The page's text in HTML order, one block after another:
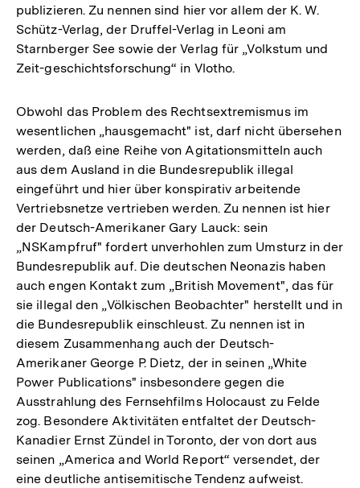
publizieren. Zu nennen sind hier vor allem der K. W.
Schütz-Verlag, der Druffel-Verlag in Leoni am
Starnberger See sowie der Verlag für „Volkstum und
Zeit-geschichtsforschung“ in Vlotho.
Obwohl das Problem des Rechtsextremismus im
wesentlichen „hausgemacht" ist, darf nicht übersehen
werden, daß eine Reihe von Agitationsmitteln auch
aus dem Ausland in die Bundesrepublik illegal
eingeführt und hier über konspirativ arbeitende
Vertriebsnetze vertrieben werden. Zu nennen ist hier
der Deutsch-Amerikaner Gary Lauck: sein
„NSKampfruf" fordert unverhohlen zum Umsturz in der
Bundesrepublik auf. Die deutschen Neonazis haben
auch engen Kontakt zum „British Movement", das für
sie illegal den „Völkischen Beobachter" herstellt und in
die Bundesrepublik einschleust. Zu nennen ist in
diesem Zusammenhang auch der Deutsch-
Amerikaner George P. Dietz, der in seinen „White
Power Publications" insbesondere gegen die
Ausstrahlung des Fernsehfilms Holocaust zu Felde
zog. Besondere Aktivitäten entfaltet der Deutsch-
Kanadier Ernst Zündel in Toronto, der von dort aus
seinen „America and World Report“ versendet, der
eine deutliche antisemitische Tendenz aufweist.